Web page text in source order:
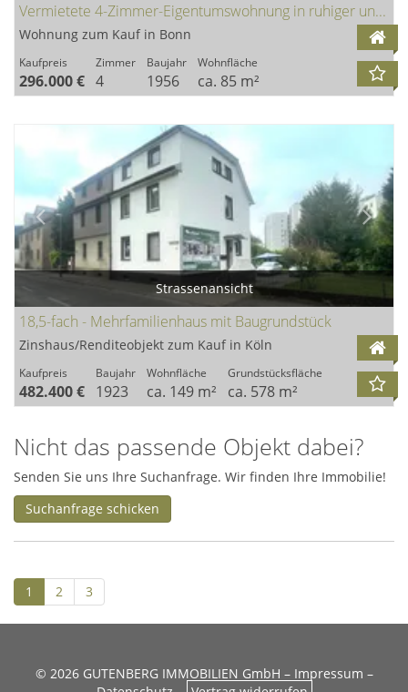
Vermietete 4-Zimmer-Eigentumswohnung in ruhiger und gefragter Bestlage von Bonn-Venusberg
Wohnung zum Kauf in Bonn
Kaufpreis
296.000 €
Zimmer
4
Baujahr
1956
Wohnfläche
ca. 85 m²
Strassenansicht
18,5-fach - Mehrfamilienhaus mit Baugrundstück
Zinshaus/Renditeobjekt zum Kauf in Köln
Kaufpreis
482.400 €
Baujahr
1923
Wohnfläche
ca. 149 m²
Grundstücksfläche
ca. 578 m²
Nicht das passende Objekt dabei?
Senden Sie uns Ihre Suchanfrage. Wir finden Ihre Immobilie!
Suchanfrage schicken
1 2 3
© 2026 GUTENBERG IMMOBILIEN GmbH – Impressum –